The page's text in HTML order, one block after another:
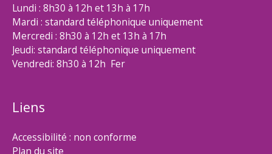
Lundi : 8h30 à 12h et 13h à 17h
Mardi : standard téléphonique uniquement
Mercredi : 8h30 à 12h et 13h à 17h
Jeudi: standard téléphonique uniquement
Vendredi: 8h30 à 12h Fer
Liens
Accessibilité : non conforme
Plan du site